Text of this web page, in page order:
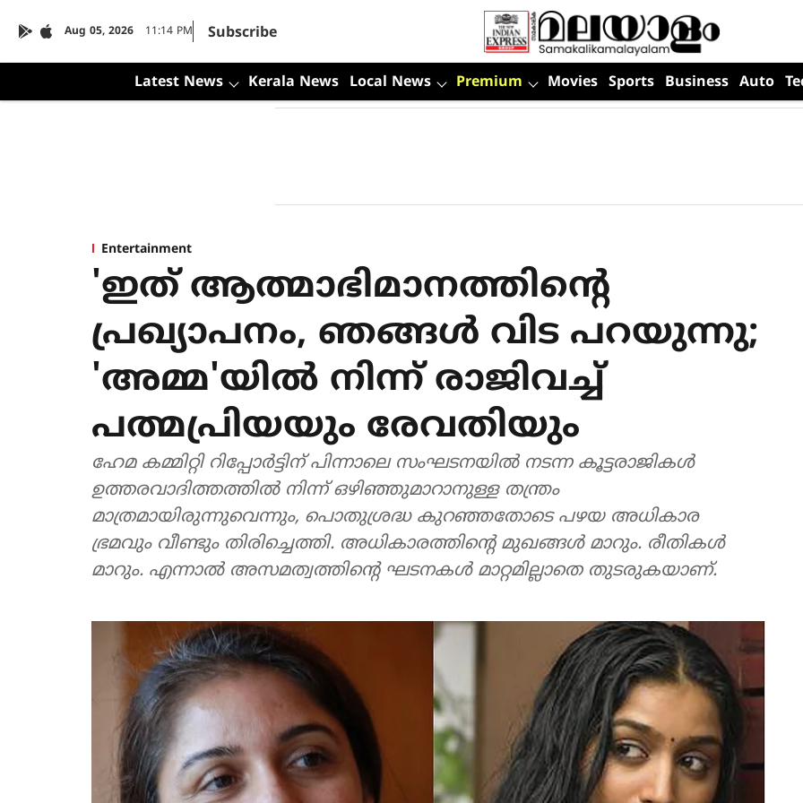
Aug 05, 2026 11:14 PM Subscribe
Latest News Kerala News Local News Premium Movies Sports Business Auto
Entertainment
'ഇത് ആത്മാഭിമാനത്തിന്റെ
പ്രഖ്യാപനം, ഞങ്ങള്‍ വിട പറയുന്നു;
'അമ്മ'യില്‍ നിന്ന് രാജിവച്ച്
പത്മപ്രിയയും രേവതിയും
ഹേമ കമ്മിറ്റി റിപ്പോര്‍ട്ടിന് പിന്നാലെ സംഘടനയില്‍ നടന്ന കൂട്ടരാജികള്‍
ഉത്തരവാദിത്തത്തില്‍ നിന്ന് ഒഴിഞ്ഞുമാറാനുള്ള തന്ത്രം
മാത്രമായിരുന്നുവെന്നും, പൊതുശ്രദ്ധ കുറഞ്ഞതോടെ പഴയ അധികാര
ഭ്രമവും വീണ്ടും തിരിച്ചെത്തി. അധികാരത്തിന്റെ മുഖങ്ങള്‍ മാറും. രീതികള്‍
മാറും. എന്നാല്‍ അസമത്വത്തിന്റെ ഘടനകള്‍ മാറ്റമില്ലാതെ തുടരുകയാണ്.